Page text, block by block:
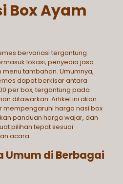
Box Ayam
bervariasi tergantung
lokasi, penyedia jasa
tambahan. Umumnya,
dapat berkisar antara
per box, tergantung pada
ditawarkan. Artikel ini akan
harga nasi box
panduan harga wajar, dan
pilihan tepat sesuai
acara.
Umum di Berbagai